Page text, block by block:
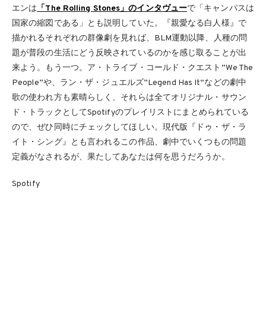
エンは 「The Rolling Stones」のインタヴューで「キャンパスは
国家の縮図である」とも説明していた。『親愛なる白人様』で
描かれるそれぞれの群像劇を見れば、BLM運動以降、人種の問
題が普段の生活にどう反映されているのかを感じ取ることが出
来よう。もう一つ。ア・トライブ・コールド・クエスト”We The
People”や、ラン・ザ・ジュエルズ”Legend Has It“などの劇中
歌の使われ方も素晴らしく、それらは全てオリジナル・サウン
ド・トラックとしてSpotifyのプレイリストにまとめられている
ので、ぜひ同時にチェックしてほしい。現代版『ドゥ・ザ・ラ
イト・シング』とも言われるこの作品、劇中でいくつもの問題
定義がなされるが、果たしてあなたは何を思うだろうか。
Spotify